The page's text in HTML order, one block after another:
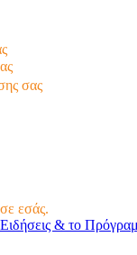
σας
εσάς.
& το